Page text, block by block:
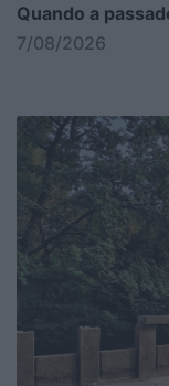
Quando a
7/08/2026